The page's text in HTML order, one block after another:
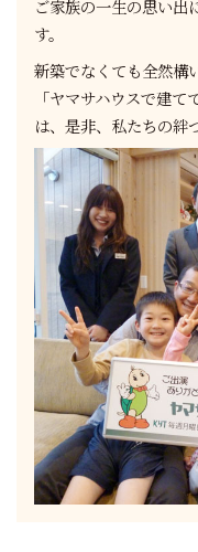
ご家族の一生の思い出
す。
新築でなくても全然構
「ヤマサハウスで建
は、是非、私たちの絆